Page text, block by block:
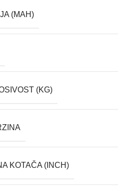
(MAH)
(KG)
KOTAČA (INCH)